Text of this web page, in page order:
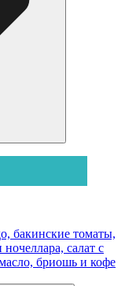
бакинские томаты,
салат с
бриошь и кофе